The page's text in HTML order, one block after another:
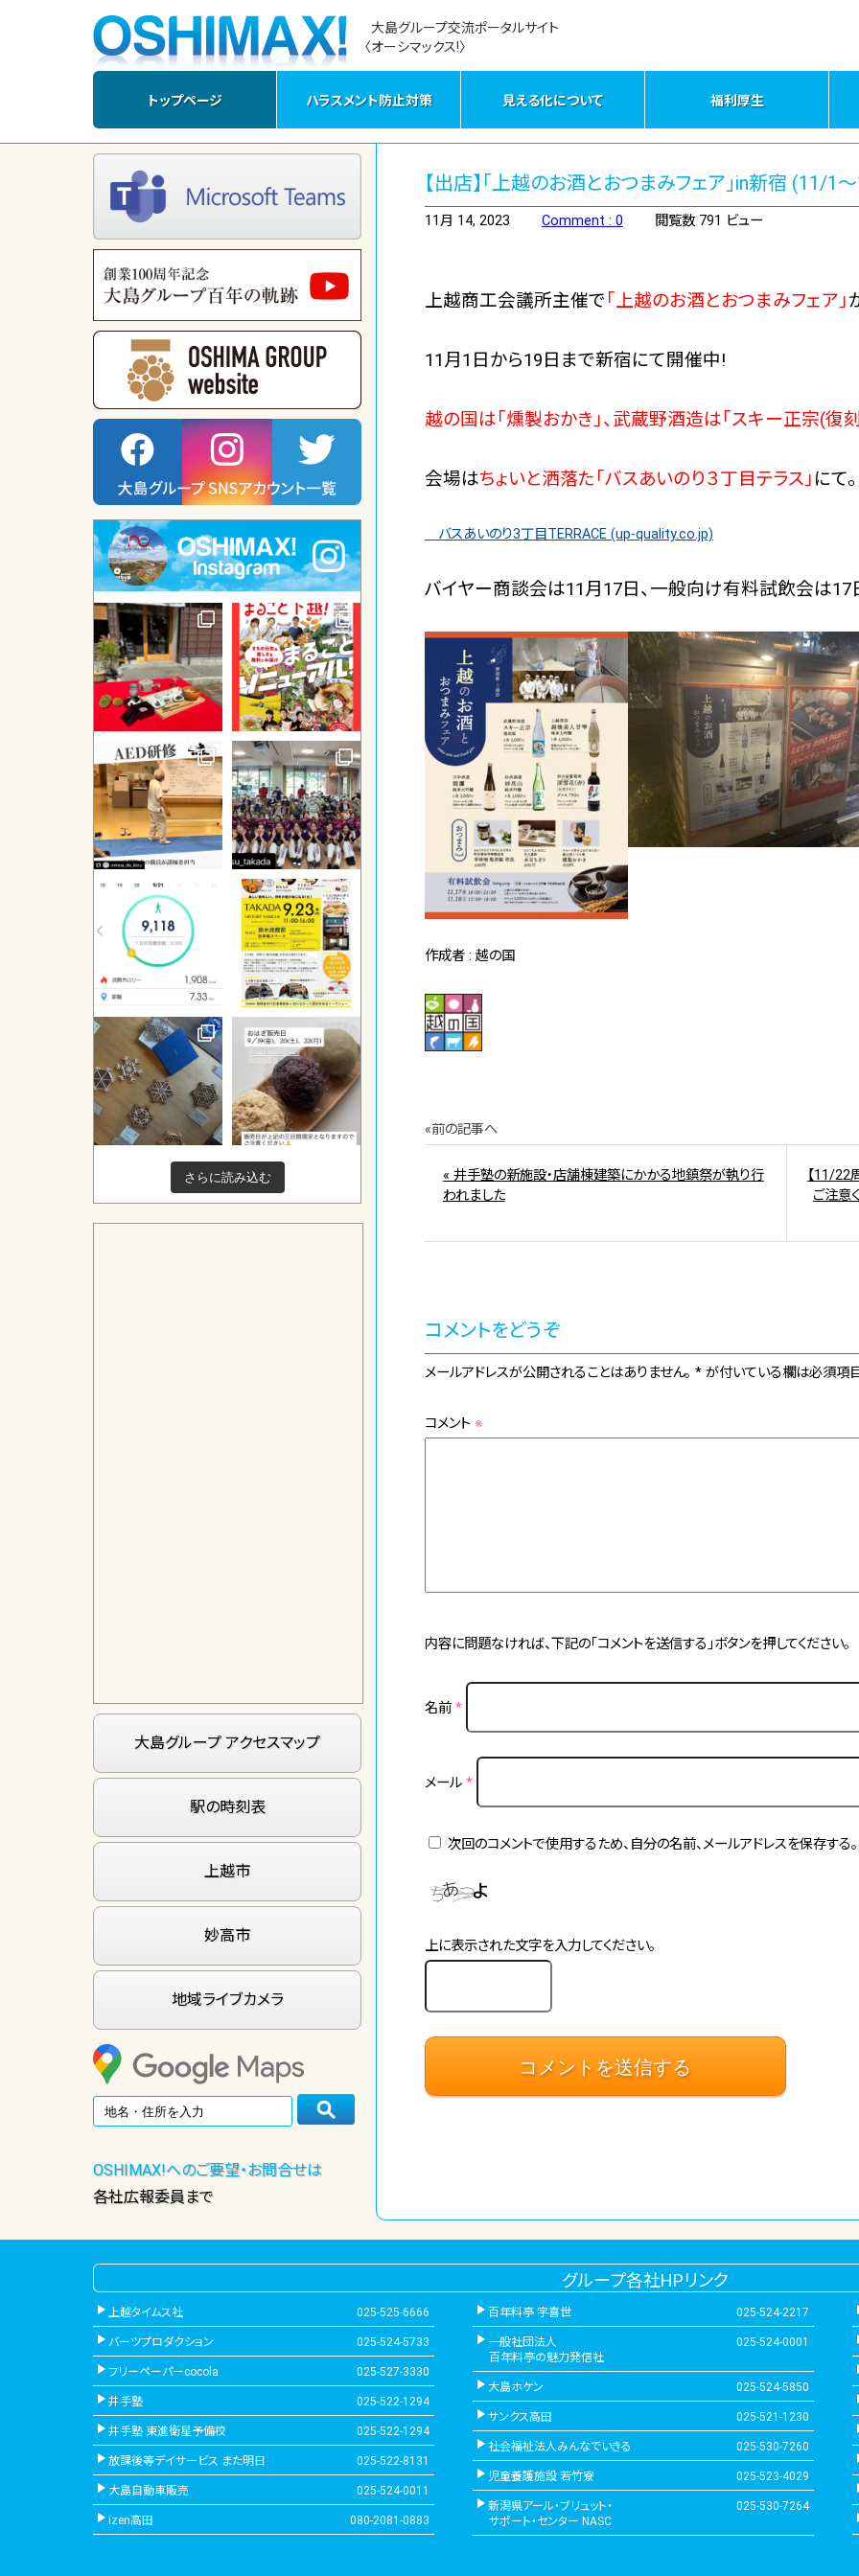
大島グループ交流ポータルサイト
〈オーシマックス!〉
トップページ ハラスメント防止対策 見える化について 福利厚生
さらに読み込む
大島グループ アクセスマップ
駅の時刻表
上越市
妙高市
地域ライブカメラ
OSHIMAX!へのご要望・お問合せは
各社広報委員まで
【出店】「上越のお酒とおつまみフェア」in新宿
11月 14, 2023 Comment : 0 閲覧数 791 ビュー
上越商工会議所主催で 「上越のお酒とおつまみフェア」
11月1日から19日まで新宿にて開催中!
越の国は「燻製おかき」、武蔵野酒造は「スキー正宗(復
会場はちょいと洒落た「バスあいのり３丁目テラス」 にて。
バスあいのり3丁目TERRACE (up-quality.co.jp)
バイヤー商談会は11月17日、一般向け有料試飲会は17
作成者 : 越の国
«前の記事へ
« 井手塾の新施設・店舗棟建築にかかる地鎮祭が執り行
われました
【11/
ご注意
コメントをどうぞ
メールアドレスが公開されることはありません。 * が付いている欄は必須項目
コメント ※
内容に問題なければ、下記の「コメントを送信する」ボタンを押してください。
名前 *
メール *
次回のコメントで使用するため、自分の名前、メールアドレスを保存する。
上に表示された文字を入力してください。
グループ各社HPリンク
上越タイムス社 025-525-6666
バーツプロダクション 025-524-5733
フリーペーパーcocola 025-527-3330
井手塾 025-522-1294
井手塾 東進衛星予備校 025-522-1294
放課後等デイサービス また明日 025-522-8131
大島自動車販売 025-524-0011
izen高田 080-2081-0883
百年料亭 宇喜世 025-524-2217
一般社団法人
百年料亭の魅力発信社
025-524-0001
大島ホケン 025-524-5850
サンクス高田 025-521-1230
社会福祉法人みんなでいきる 025-530-7260
児童養護施設 若竹寮 025-523-4029
新潟県アール・ブリュット・
サポート・センター NASC
025-530-7264